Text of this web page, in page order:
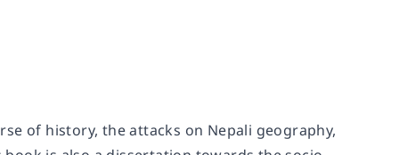
of history, the attacks on Nepali geography,